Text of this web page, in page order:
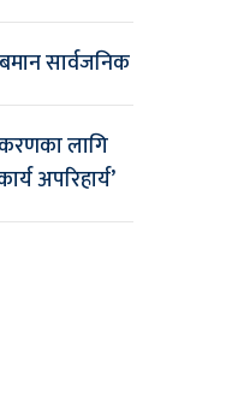
सार्वजनिक
लागि
अपरिहार्य’